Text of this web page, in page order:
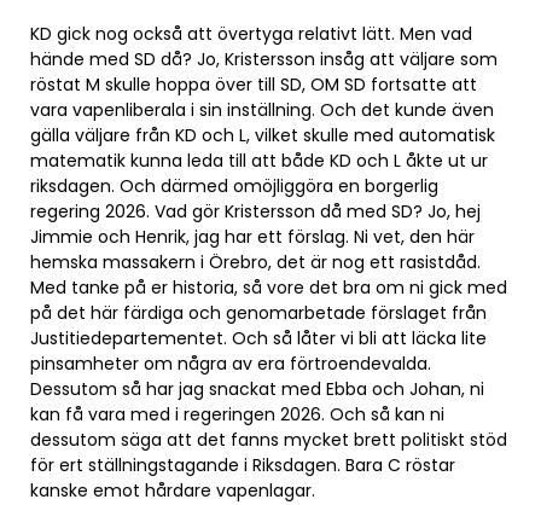
KD gick nog också att övertyga relativt lätt. Men vad
hände med SD då? Jo, Kristersson insåg att väljare som
röstat M skulle hoppa över till SD, OM SD fortsatte att
vara vapenliberala i sin inställning. Och det kunde även
gälla väljare från KD och L, vilket skulle med automatisk
matematik kunna leda till att både KD och L åkte ut ur
riksdagen. Och därmed omöjliggöra en borgerlig
regering 2026. Vad gör Kristersson då med SD? Jo, hej
Jimmie och Henrik, jag har ett förslag. Ni vet, den här
hemska massakern i Örebro, det är nog ett rasistdåd.
Med tanke på er historia, så vore det bra om ni gick med
på det här färdiga och genomarbetade förslaget från
Justitiedepartementet. Och så låter vi bli att läcka lite
pinsamheter om några av era förtroendevalda.
Dessutom så har jag snackat med Ebba och Johan, ni
kan få vara med i regeringen 2026. Och så kan ni
dessutom säga att det fanns mycket brett politiskt stöd
för ert ställningstagande i Riksdagen. Bara C röstar
kanske emot hårdare vapenlagar.